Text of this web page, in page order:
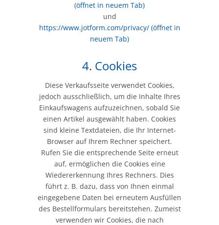
(öffnet in neuem Tab)
und
https://www.jotform.com/privacy/ (öffnet in
neuem Tab)
4. Cookies
Diese Verkaufsseite verwendet Cookies,
jedoch ausschließlich, um die Inhalte Ihres
Einkaufswagens aufzuzeichnen, sobald Sie
einen Artikel ausgewählt haben. Cookies
sind kleine Textdateien, die Ihr Internet-
Browser auf Ihrem Rechner speichert.
Rufen Sie die entsprechende Seite erneut
auf, ermöglichen die Cookies eine
Wiedererkennung Ihres Rechners. Dies
führt z. B. dazu, dass von Ihnen einmal
eingegebene Daten bei erneutem Ausfüllen
des Bestellformulars bereitstehen. Zumeist
verwenden wir Cookies, die nach